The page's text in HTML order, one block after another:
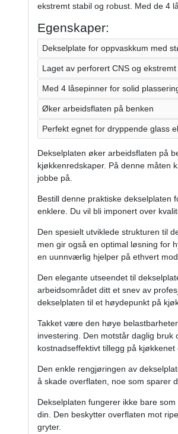
ekstremt stabil og robust. Med de 4
Egenskaper:
Dekselplate for oppvaskkum med
Laget av perforert CNS og ekstremt
Med 4 låsepinner for solid
Øker arbeidsflaten på benken
Perfekt egnet for dryppende glass
Dekselplaten øker arbeidsflaten på
kjøkkenredskaper. På denne måten
jobbe på.
Bestill denne praktiske dekselplaten
enklere. Du vil bli imponert over
Den spesielt utviklede strukturen til
men gir også en optimal løsning for
en uunnværlig hjelper på ethvert
Den elegante utseendet til
arbeidsområdet ditt et snev av
dekselplaten til et høydepunkt på
Takket være den høye
investering. Den motstår daglig
kostnadseffektivt tillegg på kjøkkenet
Den enkle rengjøringen av
å skade overflaten, noe som sparer
Dekselplaten fungerer ikke bare
din. Den beskytter overflaten mot
gryter.